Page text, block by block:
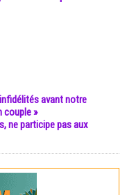
avant notre
couple »
ne participe pas aux